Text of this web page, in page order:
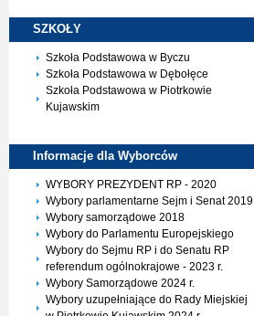
SZKOŁY
Szkoła Podstawowa w Byczu
Szkoła Podstawowa w Dębołęce
Szkoła Podstawowa w Piotrkowie
Kujawskim
Informacje dla Wyborców
WYBORY PREZYDENT RP - 2020
Wybory parlamentarne Sejm i Senat 2019
Wybory samorządowe 2018
Wybory do Parlamentu Europejskiego
Wybory do Sejmu RP i do Senatu RP
referendum ogólnokrajowe - 2023 r.
Wybory Samorządowe 2024 r.
Wybory uzupełniające do Rady Miejskiej